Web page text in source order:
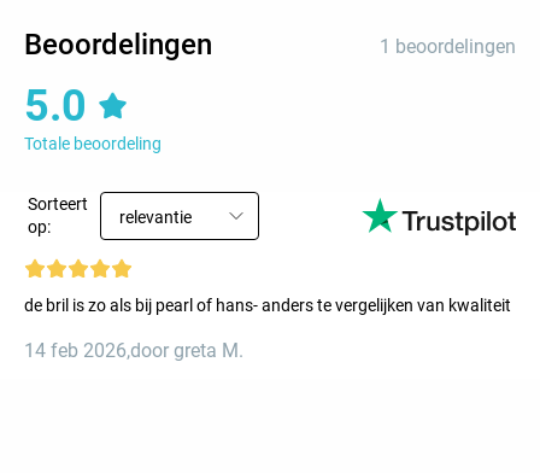
Beoordelingen 1 beoordelingen
5.0
Totale beoordeling
Sorteert
op:
relevantie
de bril is zo als bij pearl of hans- anders te vergelijken van kwaliteit
14 feb 2026,door greta M.